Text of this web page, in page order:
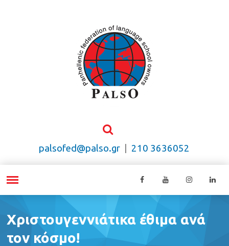
palsofed@palso.gr 210 3636052
Χριστουγεννιάτικα έθιμα ανά
τον κόσμο!